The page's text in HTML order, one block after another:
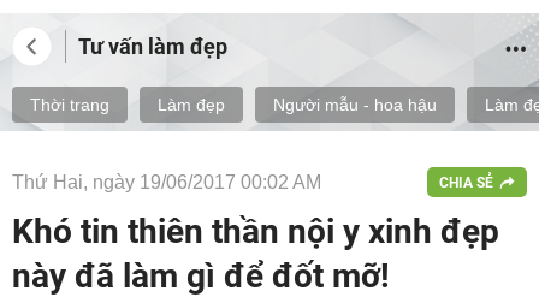
Tư vấn làm đẹp
Thời trang Làm đẹp Người mẫu - hoa hậu Làm
Thứ Hai, ngày 19/06/2017 00:02 AM CHIA SẺ
Khó tin thiên thần nội y xinh đẹp
này đã làm gì để đốt mỡ!